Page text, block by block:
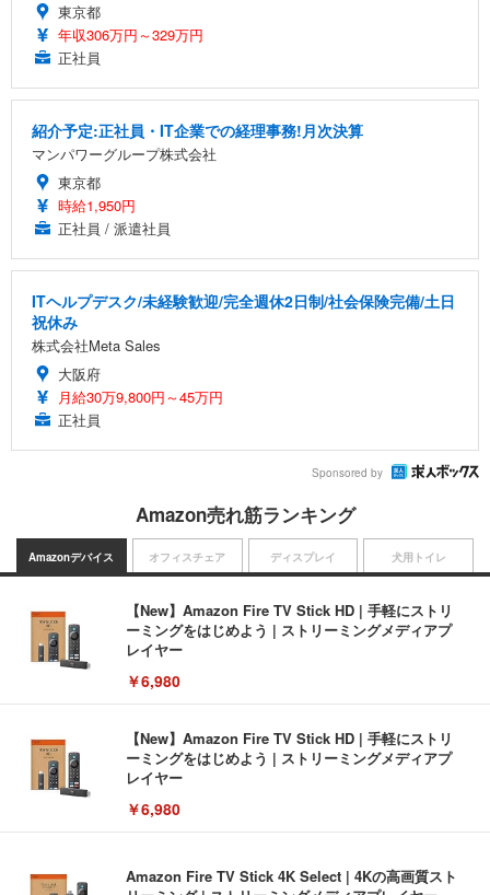
東京都
年収306万円～329万円
正社員
紹介予定:正社員・IT企業での経理事務!月次決算
マンパワーグループ株式会社
東京都
時給1,950円
正社員 / 派遣社員
ITヘルプデスク/未経験歓迎/完全週休2日制/社会保険完備/土日
祝休み
株式会社Meta Sales
大阪府
月給30万9,800円～45万円
正社員
Sponsored by
Amazon売れ筋ランキング
Amazonデバイス
【New】Amazon Fire TV Stick HD | 手軽にストリ
ーミングをはじめよう | ストリーミングメディアプ
レイヤー
￥6,980
【New】Amazon Fire TV Stick HD | 手軽にストリ
ーミングをはじめよう | ストリーミングメディアプ
レイヤー
￥6,980
Amazon Fire TV Stick 4K Select | 4Kの高画質スト
オフィスチェア ディスプレイ 犬用トイレ